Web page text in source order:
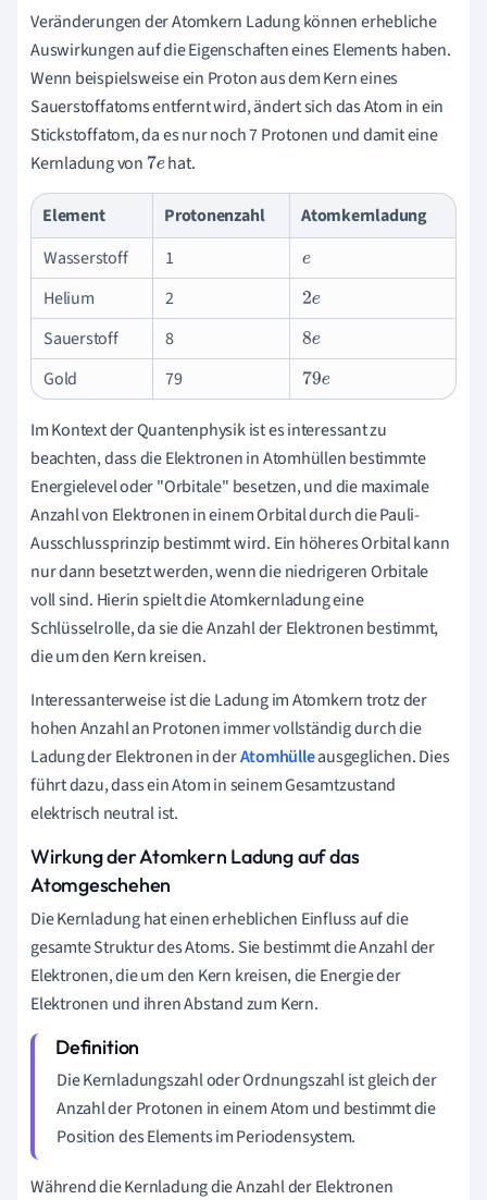
Veränderungen der Atomkern Ladung können erhebliche
Auswirkungen auf die Eigenschaften eines Elements haben.
Wenn beispielsweise ein Proton aus dem Kern eines
Sauerstoffatoms entfernt wird, ändert sich das Atom in ein
Stickstoffatom, da es nur noch 7 Protonen und damit eine
Kernladung von 7ehat.
Element Protonenzahl
Atomkernladung
Wasserstoff
1
e
Helium
2 2e
Sauerstoff
8 8e
Gold
79 79e
Im Kontext der Quantenphysik ist es interessant zu
beachten, dass die Elektronen in Atomhüllen bestimmte
Energielevel oder "Orbitale" besetzen, und die maximale
Anzahl von Elektronen in einem Orbital durch die Pauli-
Ausschlussprinzip bestimmt wird. Ein höheres Orbital kann
nur dann besetzt werden, wenn die niedrigeren Orbitale
voll sind. Hierin spielt die Atomkernladung eine
Schlüsselrolle, da sie die Anzahl der Elektronen bestimmt,
die um den Kern kreisen.
Interessanterweise ist die Ladung im Atomkern trotz der
hohen Anzahl an Protonen immer vollständig durch die
Ladung der Elektronen in derAtomhülleausgeglichen. Dies
führt dazu, dass ein Atom in seinem Gesamtzustand
elektrisch neutral ist.
Wirkung der Atomkern Ladung auf das
Atomgeschehen
Die Kernladung hat einen erheblichen Einfluss auf die
gesamte Struktur des Atoms. Sie bestimmt die Anzahl der
Elektronen, die um den Kern kreisen, die Energie der
Elektronen und ihren Abstand zum Kern.
Die Kernladungszahl oder Ordnungszahl ist gleich der
Anzahl der Protonen in einem Atom und bestimmt die
Position des Elements im Periodensystem.
Während die Kernladung die Anzahl der Elektronen